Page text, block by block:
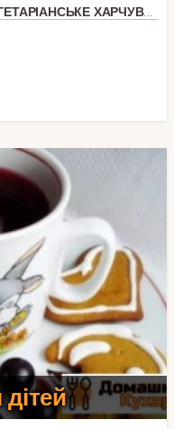
ХАРЧУВАННЯ